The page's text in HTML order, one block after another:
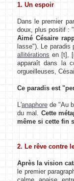
1. Un espoir
Dans le premier
doux, plus positif :
Aimé Césaire
lasse"). Le paradis
allitérations en [t],
apparaît dans la
orgueilleuses,
Ce paradis est
L'anaphore de "Au
du mal. Cette
même si cette fin
2. Le rêve contre
Après la vision
le premier